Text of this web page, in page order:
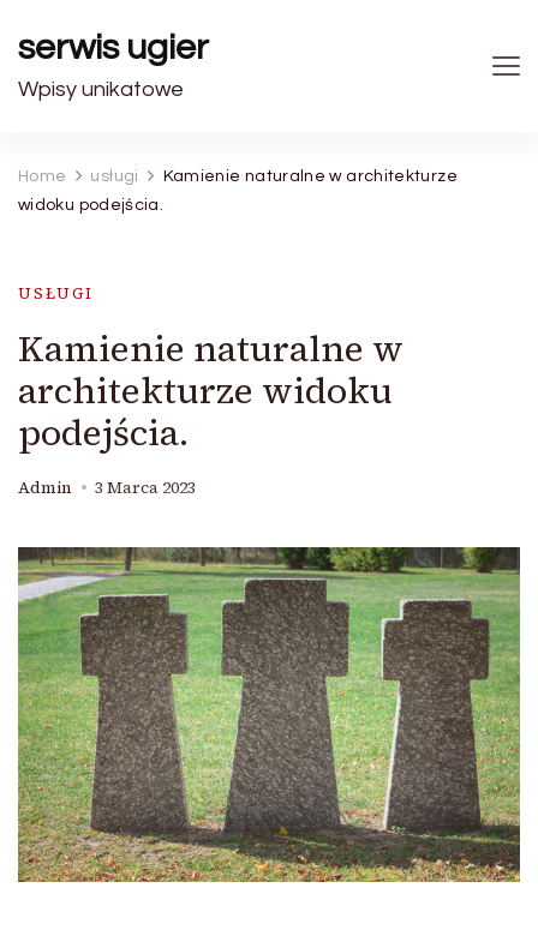
serwis ugier
Wpisy unikatowe
Home usługi
Kamienie naturalne w architekturze
widoku podejścia.
USŁUGI
Kamienie naturalne w
architekturze widoku
podejścia.
Admin 3 Marca 2023